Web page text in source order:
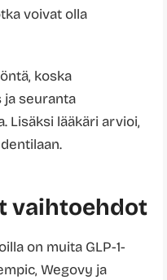
voivat olla
koska
ja seuranta
Lisäksi lääkäri arvioi,
vaihtoehdot
on muita GLP-1-
Wegovy ja